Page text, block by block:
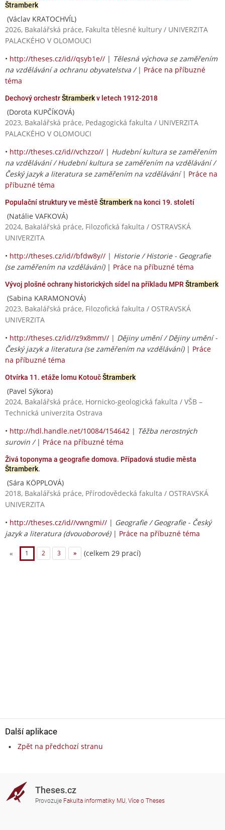
Štramberk
(Václav KRATOCHVÍL)
2026, Bakalářská práce, Fakulta tělesné kultury / UNIVERZITA
PALACKÉHO V OLOMOUCI
• http://theses.cz/id//qsyb1e// | Tělesná výchova se zaměřením
na vzdělávání a ochranu obyvatelstva / | Práce na příbuzné
téma
Dechový orchestrŠtramberkv letech 1912-2018
(Dorota KUPČÍKOVÁ)
2023, Bakalářská práce, Pedagogická fakulta / UNIVERZITA
PALACKÉHO V OLOMOUCI
• http://theses.cz/id//vchzzo// | Hudební kultura se zaměřením
na vzdělávání / Hudební kultura se zaměřením na vzdělávání /
Český jazyk a literatura se zaměřením na vzdělávání| Práce na
příbuzné téma
Populační struktury ve městě Štramberkna konci 19. století
(Natálie VAFKOVÁ)
2024, Bakalářská práce, Filozofická fakulta / OSTRAVSKÁ
UNIVERZITA
• http://theses.cz/id//bfdw8y// | Historie / Historie - Geografie
(se zaměřením na vzdělávání)| Práce na příbuzné téma
Vývoj plošné ochrany historických sídel na příkladu MPR Štramberk
(Sabina KARAMONOVÁ)
2023, Bakalářská práce, Filozofická fakulta / OSTRAVSKÁ
UNIVERZITA
• http://theses.cz/id//z9x8mm// | Dějiny umění / Dějiny umění -
Český jazyk a literatura (se zaměřením na vzdělávání)| Práce
na příbuzné téma
Otvírka 11. etáže lomu KotoučŠtramberk
(Pavel Sýkora)
2024, Bakalářská práce, Hornicko-geologická fakulta / VŠB –
Technická univerzita Ostrava
• http://hdl.handle.net/10084/154642 | Těžba nerostných
surovin / | Práce na příbuzné téma
Živá toponyma a geografie domova. Případová studie města
Štramberk.
(Sára KÖPPLOVÁ)
2018, Bakalářská práce, Přírodovědecká fakulta / OSTRAVSKÁ
UNIVERZITA
• http://theses.cz/id//vwngmi// | Geografie / Geografie - Český
jazyk a literatura (dvouoborové)| Práce na příbuzné téma
« 1 2 3 » (celkem 29 prací)
Další aplikace
Zpět na předchozí stranu
Theses.cz
Provozuje Fakulta informatiky MU, Více o Theses